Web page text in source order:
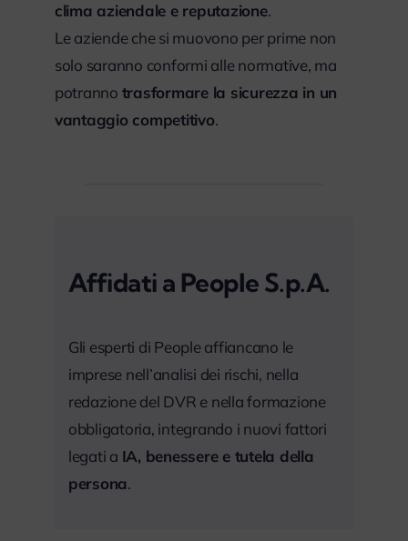
clima aziendale e reputazione.
Le aziende che si muovono per prime non
solo saranno conformi alle normative, ma
potranno trasformare la sicurezza in un
vantaggio competitivo.
Affidati a People S.p.A.
Gli esperti di People affiancano le
imprese nell’analisi dei rischi, nella
redazione del DVR e nella formazione
obbligatoria, integrando i nuovi fattori
legati a IA, benessere e tutela della
persona.